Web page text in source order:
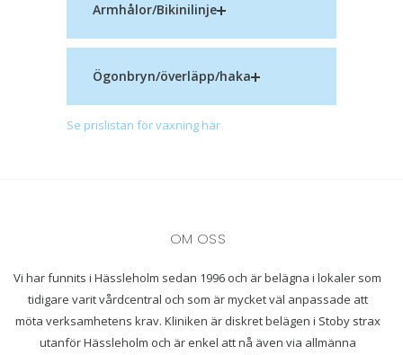
Armhålor/Bikinilinje
Ögonbryn/överläpp/haka
Se prislistan för vaxning här
OM OSS
Vi har funnits i Hässleholm sedan 1996 och är belägna i lokaler som
tidigare varit vårdcentral och som är mycket väl anpassade att
möta verksamhetens krav. Kliniken är diskret belägen i Stoby strax
utanför Hässleholm och är enkel att nå även via allmänna